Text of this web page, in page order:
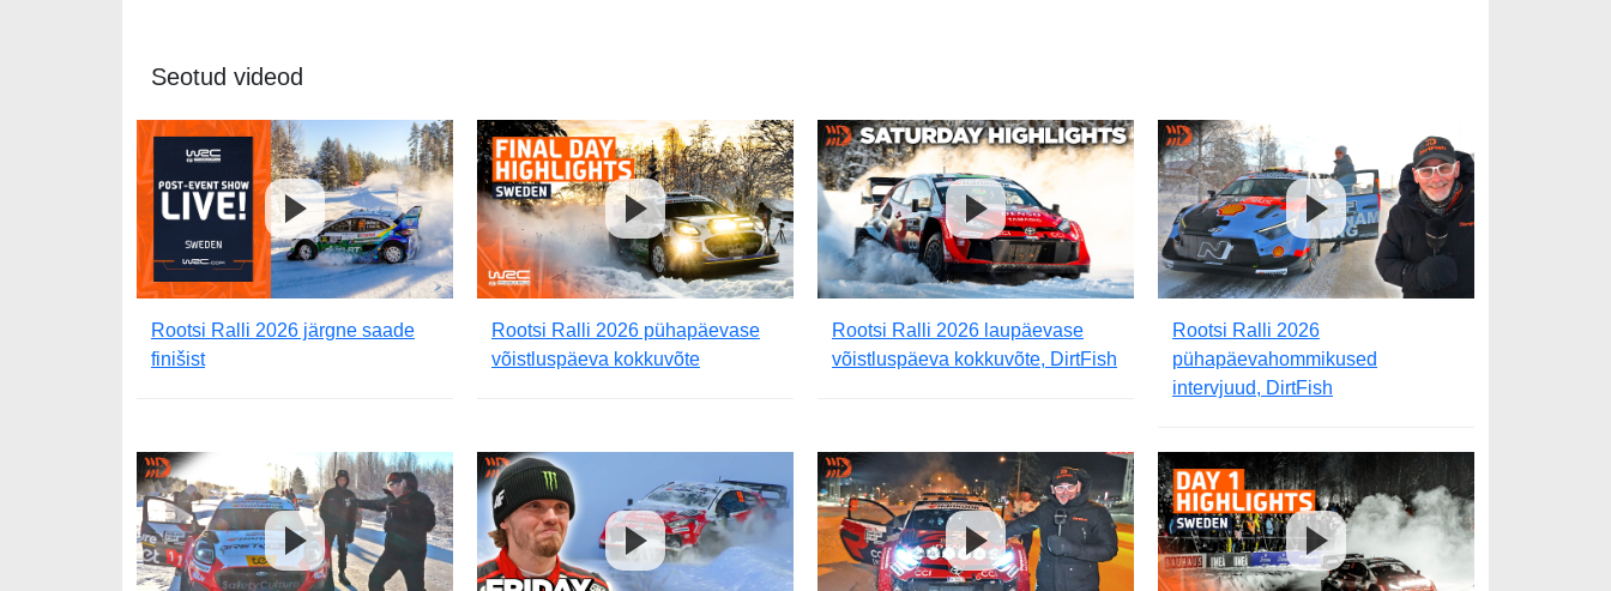
Seotud videod
Rootsi Ralli 2026 järgne saade
finišist
Rootsi Ralli 2026 pühapäevase
võistluspäeva kokkuvõte
Rootsi Ralli 2026 laupäevase
võistluspäeva kokkuvõte, DirtFish
Rootsi Ralli 2026
pühapäevahommikused
intervjuud, DirtFish